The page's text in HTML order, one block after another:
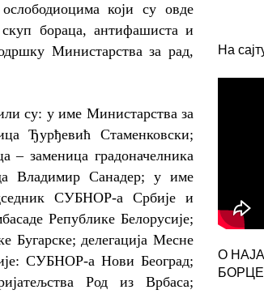
који су овде
скуп бораца, антифашиста и
Министарствaза рад,
су: у име Министарства за
Ђурђевић Стаменковски;
– заменица градоначелника
Владимир Санадер; у име
СУБНОР-а Србије и
Републике Белорусије;
Бугарске; делегација Месне
СУБНОР-а Нови Београд;
Род из Врбаса;
На
О